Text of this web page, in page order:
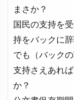
まさか？
国民の支持を
持をバックに
でも（バック
支持さえあれ
か？